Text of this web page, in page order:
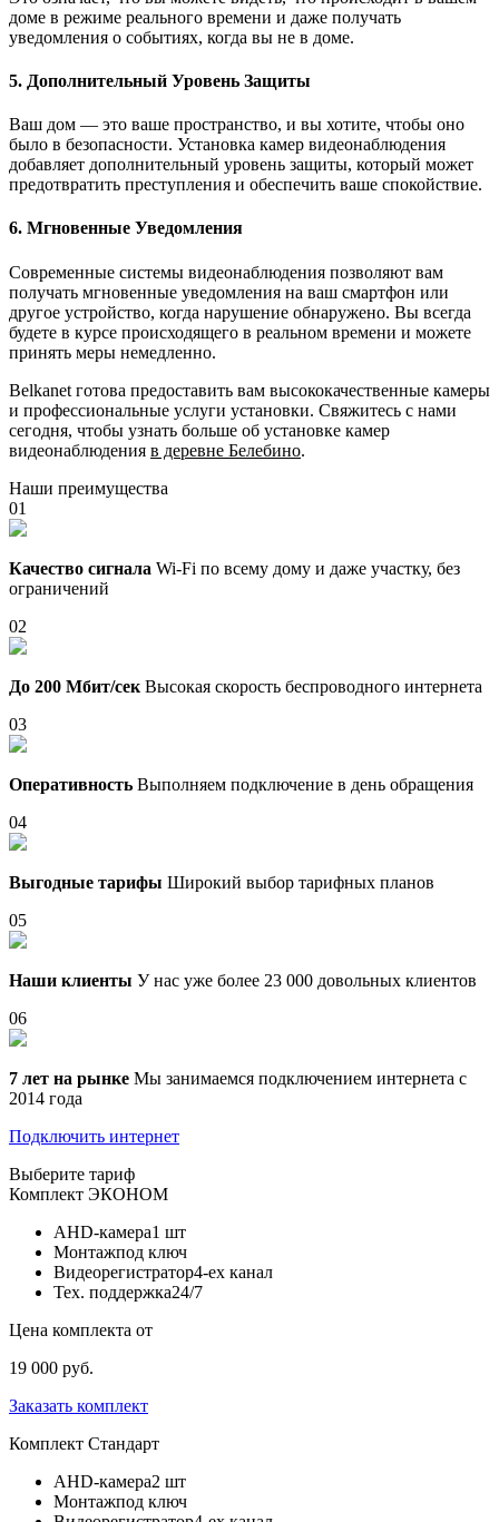
доме в режиме реального времени и даже получать
уведомления о событиях, когда вы не в доме.
5. Дополнительный Уровень Защиты
Ваш дом — это ваше пространство, и вы хотите, чтобы оно
было в безопасности. Установка камер видеонаблюдения
добавляет дополнительный уровень защиты, который может
предотвратить преступления и обеспечить ваше спокойствие.
6. Мгновенные Уведомления
Современные системы видеонаблюдения позволяют вам
получать мгновенные уведомления на ваш смартфон или
другое устройство, когда нарушение обнаружено. Вы всегда
будете в курсе происходящего в реальном времени и можете
принять меры немедленно.
Belkanet готова предоставить вам высококачественные камеры
и профессиональные услуги установки. Свяжитесь с нами
сегодня, чтобы узнать больше об установке камер
видеонаблюдения в деревне Белебино.
Наши преимущества
01
Качество сигнала Wi-Fi по всему дому и даже участку, без
ограничений
02
До 200 Мбит/сек Высокая скорость беспроводного интернета
03
Оперативность Выполняем подключение в день обращения
04
Выгодные тарифы Широкий выбор тарифных планов
05
Наши клиенты У нас уже более 23 000 довольных клиентов
06
7 лет на рынке Мы занимаемся подключением интернета с
2014 года
Подключить интернет
Выберите тариф
Комплект ЭКОНОМ
AHD-камера1 шт
Монтажпод ключ
Видеорегистратор4-ех канал
Тех. поддержка24/7
Цена комплекта от
19 000 руб.
Заказать комплект
Комплект Стандарт
AHD-камера2 шт
Монтажпод ключ